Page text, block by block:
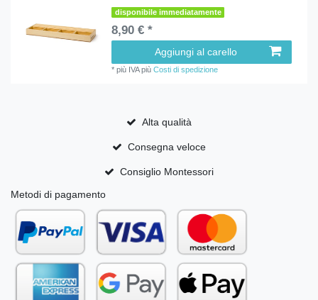
disponibile immediatamente
8,90 € *
Aggiungi al carello
*più IVApiùCosti di spedizione
Alta qualità
Consegna veloce
Consiglio Montessori
Metodi di pagamento